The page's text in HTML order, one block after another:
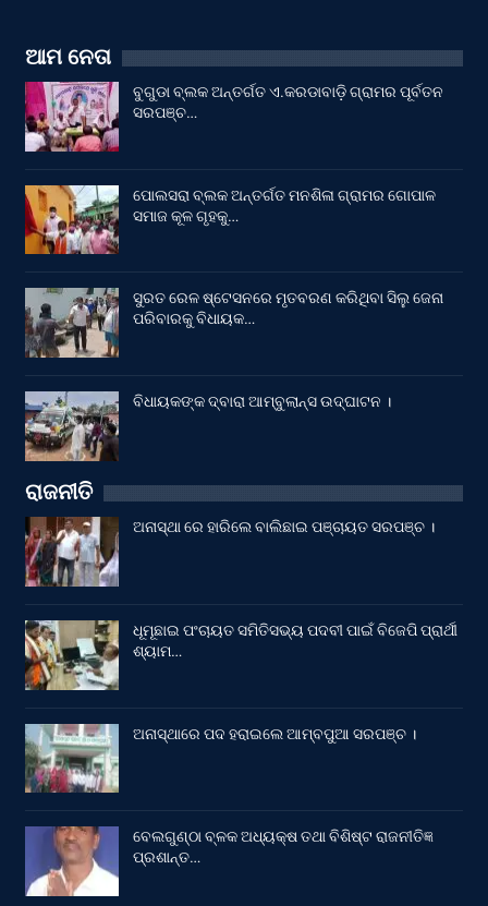
ଆମ ନେତା
ବୁଗୁଡା ବ୍ଲକ ଅନ୍ତର୍ଗତ ଏ.କରଡାବାଡ଼ି ଗ୍ରାମର ପୂର୍ବତନ
ସରପଞ୍ଚ…
ପୋଲସରା ବ୍ଲକ ଅନ୍ତର୍ଗତ ମନଶିଳା ଗ୍ରାମର ଗୋପାଳ
ସମାଜ କୂଳ ଗୃହକୁ…
ସୁରତ ରେଳ ଷ୍ଟେସନରେ ମୃତବରଣ କରିଥିବା ସିଲୁ ଜେନା
ପରିବାରକୁ ବିଧାୟକ…
ବିଧାୟକଙ୍କ ଦ୍ବାରା ଆମ୍ବୁଲାନ୍ସ ଉଦ୍‌ଘାଟନ ।
ରାଜନୀତି
ଅନାସ୍ଥା ରେ ହାରିଲେ ବାଲିଛାଇ ପଞ୍ଚାୟତ ସରପଞ୍ଚ ।
ଧୂମୂଛାଇ ପଂଚାୟତ ସମିତିସଭ୍ୟ ପଦବୀ ପାଇଁ ବିଜେପି ପ୍ରାର୍ଥୀ
ଶ୍ୟାମ…
ଅନାସ୍ଥାରେ ପଦ ହରାଇଲେ ଆମ୍ବପୁଆ ସରପଞ୍ଚ ।
ବେଲଗୁଣ୍ଠା ବ୍ଳକ ଅଧ୍ୟକ୍ଷ ତଥା ବିଶିଷ୍ଟ ରାଜନୀତିଜ୍ଞ
ପ୍ରଶାନ୍ତ…